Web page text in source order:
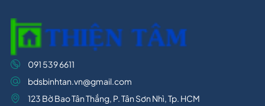
091 539 6611
bdsbinhtan.vn@gmail.com
123 Bờ Bao Tân Thắng, P. Tân Sơn Nhì, Tp. HCM